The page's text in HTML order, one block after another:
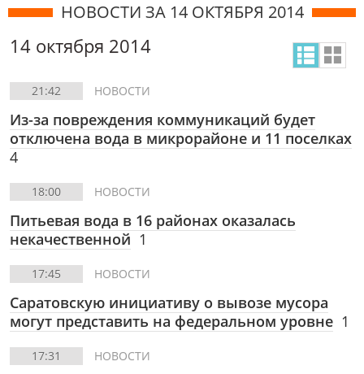
НОВОСТИ ЗА 14 ОКТЯБРЯ 2014
14 октября 2014
21:42 НОВОСТИ
Из-за повреждения коммуникаций будет
отключена вода в микрорайоне и 11 поселках
4
18:00 НОВОСТИ
Питьевая вода в 16 районах оказалась
некачественной 1
17:45 НОВОСТИ
Саратовскую инициативу о вывозе мусора
могут представить на федеральном уровне 1
17:31 НОВОСТИ